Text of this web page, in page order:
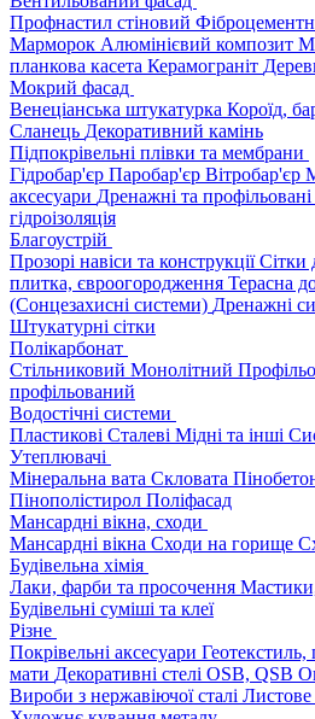
Профнастил стіновий
Марморок Алюмінієвий композит
планкова касета Керамограніт
Мокрий фасад
Венеціанська штукатурка Короїд,
Сланець Декоративний камінь
Підпокрівельні плівки та мембрани
Гідробар'єр Паробар'єр Вітробар'єр
аксесуари Дренажні та
гідроізоляція
Благоустрій
Прозорі навіси та конструкціїСітки
плитка, євроогородження Терасна
(Сонцезахисні системи) Дренажні
Штукатурні сітки
Полікарбонат
Стільниковий Монолітний
профільований
Водостічні системи
Пластикові Сталеві Мідні та інші
Утеплювачі
Мінеральна вата Скловата
Пінополістирол Поліфасад
Мансардні вікна, сходи
Мансардні вікна Сходи на горище
Будівельна хімія
Лаки, фарби та просочення
Будівельні суміші та клеї
Різне
Покрівельні аксесуари Геотекстиль,
мати Декоративні стелі OSB, QSB
Вироби з нержавіючої сталі Листове